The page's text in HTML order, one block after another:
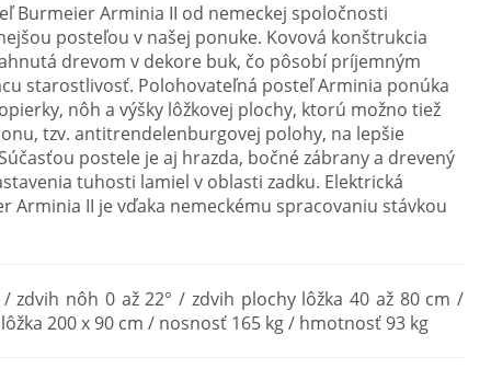
Burmeier Arminia II od nemeckej spoločnosti
posteľou v našej ponuke. Kovová konštrukcia
drevom v dekore buk, čo pôsobí príjemným
starostlivosť. Polohovateľná posteľ Arminia ponúka
nôh a výšky lôžkovej plochy, ktorú možno tiež
tzv. antitrendelenburgovej polohy, na lepšie
Súčasťou postele je aj hrazda, bočné zábrany a drevený
tuhosti lamiel v oblasti zadku. Elektrická
Arminia II je vďaka nemeckému spracovaniu stávkou
zdvih nôh 0 až 22° / zdvih plochy lôžka 40 až 80 cm /
200 x 90 cm / nosnosť 165 kg / hmotnosť 93 kg